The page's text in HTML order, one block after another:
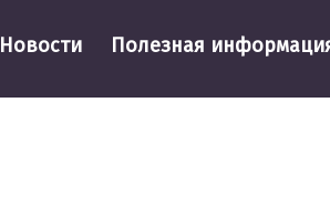
Новости Полезная